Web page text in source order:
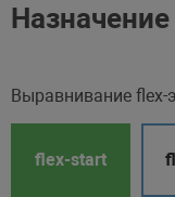
Назначение
Выравнивание flex-
flex-start